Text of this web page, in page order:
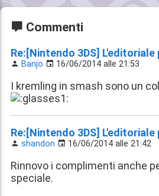
Commenti
Re:[Nintendo 3DS] L'editoriale
Banjo 16/06/2014 alle 21:53
I kremling in smash sono un
Re:[Nintendo 3DS] L'editoriale
shandon 16/06/2014 alle 21:42
Rinnovo i complimenti anche
speciale.